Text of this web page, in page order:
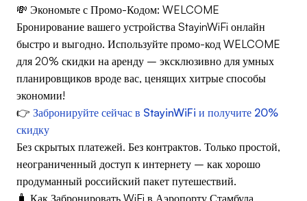
💸 Экономьте с Промо-Кодом: WELCOME
Бронирование вашего устройства StayinWiFi онлайн
быстро и выгодно. Используйте промо-код WELCOME
для 20% скидки на аренду – эксклюзивно для умных
планировщиков вроде вас, ценящих хитрые способы
экономии!
👉 Забронируйте сейчас в StayinWiFi и получите 20%
скидку
Без скрытых платежей. Без контрактов. Только простой,
неограниченный доступ к интернету – как хорошо
продуманный российский пакет путешествий.
🧳 Как Забронировать WiFi в Аэропорту Стамбула